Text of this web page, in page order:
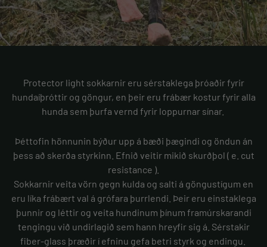
Protector light sokkarnir eru sérstaklega þróaðir fyrir
hundaíþróttir og göngur, en þeir eru frábær kostur fyrir alla
hunda sem þurfa vernd fyrir loppurnar sínar.
Þéttofin hönnunin býður upp á bæði þægindi og öndun án
þess að skerða styrkinn. Efnið veitir mikið skurðþol ( e. cut
resistance ).
Sokkarnir veita vörn gegn kulda og salti á göngustígum en
eru líka frábært val á grófara þurrlendi. Þeir eru einstaklega
þunnir og léttir og veita hundinum þínum framúrskarandi
tengingu við undirlagið sem hann hreyfir sig á. Sérstakir
fiber-glass þræðir í efninu gefa betri styrk og endingu.